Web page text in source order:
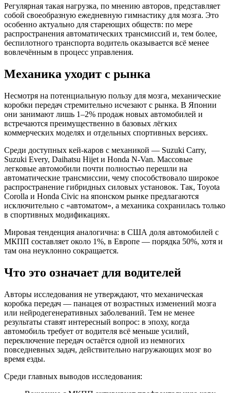
Регулярная такая нагрузка, по мнению авторов, представляет
собой своеобразную ежедневную гимнастику для мозга. Это
особенно актуально для стареющих обществ: по мере
распространения автоматических трансмиссий и, тем более,
беспилотного транспорта водитель оказывается всё менее
вовлечённым в процесс управления.
Механика уходит с рынка
Несмотря на потенциальную пользу для мозга, механические
коробки передач стремительно исчезают с рынка. В Японии
они занимают лишь 1–2% продаж новых автомобилей и
встречаются преимущественно в базовых лёгких
коммерческих моделях и отдельных спортивных версиях.
Среди доступных кей-каров с механикой — Suzuki Carry,
Suzuki Every, Daihatsu Hijet и Honda N-Van. Массовые
легковые автомобили почти полностью перешли на
автоматические трансмиссии, чему способствовало широкое
распространение гибридных силовых установок. Так, Toyota
Corolla и Honda Civic на японском рынке предлагаются
исключительно с «автоматом», а механика сохранилась только
в спортивных модификациях.
Мировая тенденция аналогична: в США доля автомобилей с
МКПП составляет около 1%, в Европе — порядка 50%, хотя и
там она неуклонно сокращается.
Что это означает для водителей
Авторы исследования не утверждают, что механическая
коробка передач — панацея от возрастных изменений мозга
или нейродегенеративных заболеваний. Тем не менее
результаты ставят интересный вопрос: в эпоху, когда
автомобиль требует от водителя всё меньше усилий,
переключение передач остаётся одной из немногих
повседневных задач, действительно нагружающих мозг во
время езды.
Среди главных выводов исследования: